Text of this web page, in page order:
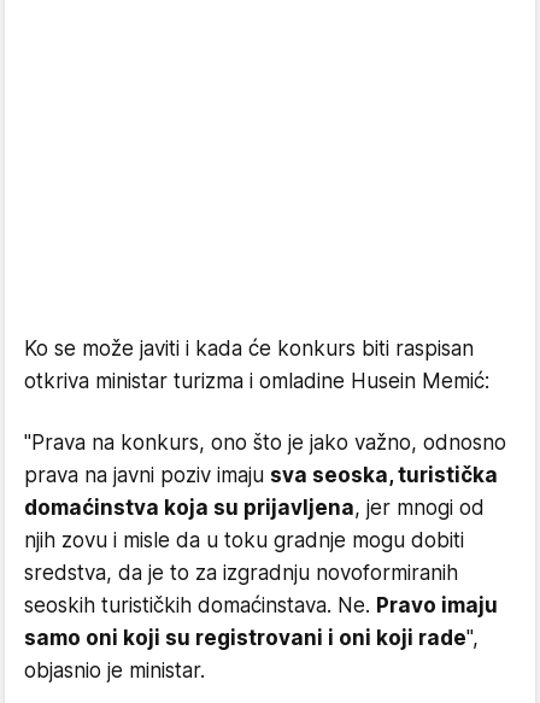
Ko se može javiti i kada će konkurs biti raspisan
otkriva ministar turizma i omladine Husein Memić:
"Prava na konkurs, ono što je jako važno, odnosno
prava na javni poziv imaju sva seoska, turistička
domaćinstva koja su prijavljena, jer mnogi od
njih zovu i misle da u toku gradnje mogu dobiti
sredstva, da je to za izgradnju novoformiranih
seoskih turističkih domaćinstava. Ne. Pravo imaju
samo oni koji su registrovani i oni koji rade",
objasnio je ministar.